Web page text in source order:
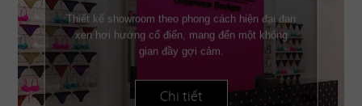
Thiết kế showroom theo phong cách hiện đại đan
xen hơi hướng cổ điển, mang đến một không
gian đầy gợi cảm.
Chi tiết